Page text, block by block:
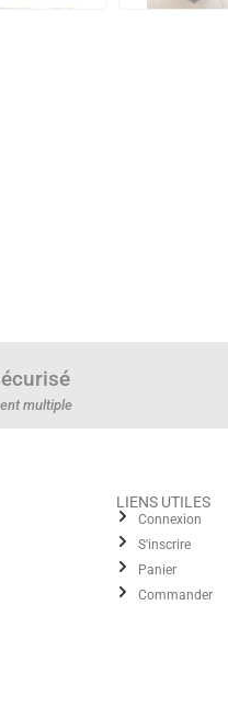
multiple
LIENS UTILES
Connexion
S'inscrire
Panier
Commander